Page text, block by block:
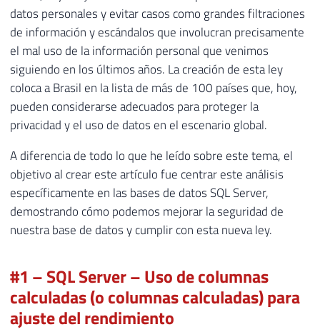
datos personales y evitar casos como grandes filtraciones
de información y escándalos que involucran precisamente
el mal uso de la información personal que venimos
siguiendo en los últimos años. La creación de esta ley
coloca a Brasil en la lista de más de 100 países que, hoy,
pueden considerarse adecuados para proteger la
privacidad y el uso de datos en el escenario global.
A diferencia de todo lo que he leído sobre este tema, el
objetivo al crear este artículo fue centrar este análisis
específicamente en las bases de datos SQL Server,
demostrando cómo podemos mejorar la seguridad de
nuestra base de datos y cumplir con esta nueva ley.
#1 – SQL Server – Uso de columnas
calculadas (o columnas calculadas) para
ajuste del rendimiento